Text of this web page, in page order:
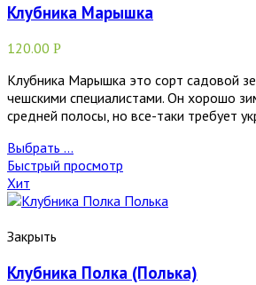
Клубника Марышка
120.00 Р
Клубника Марышка это сорт садовой
чешскими специалистами. Он хорошо
средней полосы, но все-таки требует
Выбрать ...
Быстрый просмотр
Хит
Закрыть
Клубника Полка (Полька)